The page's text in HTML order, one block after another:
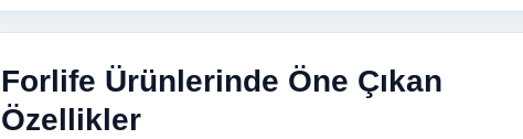
Forlife Ürünlerinde Öne Çıkan
Özellikler